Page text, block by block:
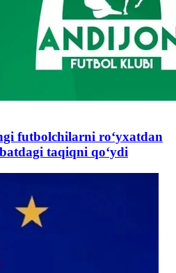
futbolchilarni ro‘yxatdan
taqiqni qo‘ydi